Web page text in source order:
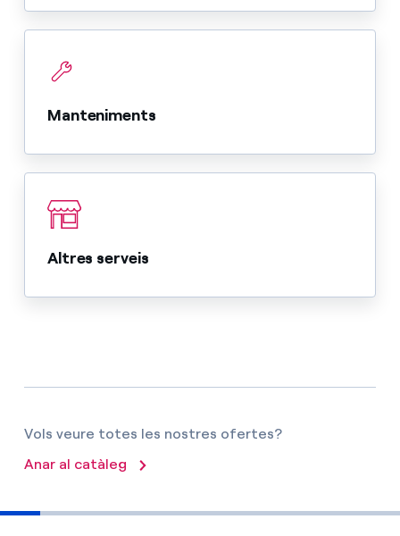
Manteniments
Altres serveis
Vols veure totes les nostres ofertes?
Anar al catàleg